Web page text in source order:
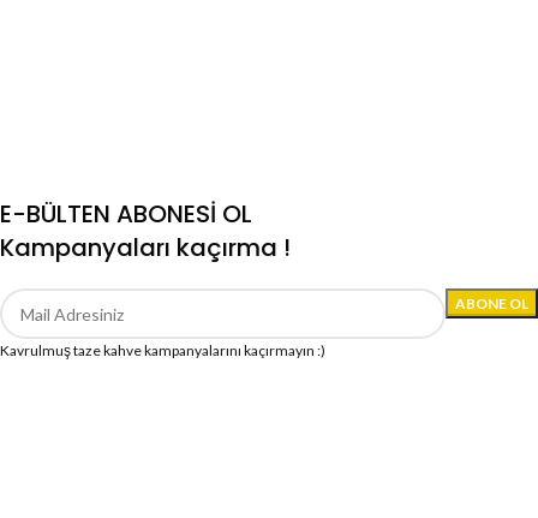
E-BÜLTEN ABONESİ OL
Kampanyaları kaçırma !
Kavrulmuş taze kahve kampanyalarını kaçırmayın :)